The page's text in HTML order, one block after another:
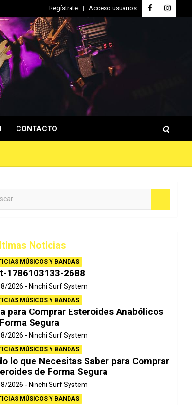
Regístrate Acceso usuarios
CONTACTO
Noticias
MÚSICOS Y BANDAS
1786103133-2688
2026 Ninchi Surf System
MÚSICOS Y BANDAS
para Comprar Esteroides Anabólicos
Segura
2026 Ninchi Surf System
MÚSICOS Y BANDAS
lo que Necesitas Saber para Comprar
de Forma Segura
2026 Ninchi Surf System
MÚSICOS Y BANDAS